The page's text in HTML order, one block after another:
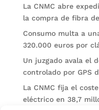
La CNMC abre
la compra de fibra
Consumo multa a
320.000 euros por
Un juzgado avala el
controlado por GPS
La CNMC fija el
eléctrico en 38,7